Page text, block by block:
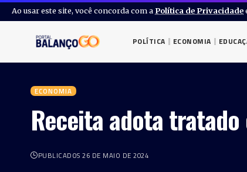
Ao usar este site, você concorda com a Política de Privacidade
POLÍTICA ECONOMIA
ECONOMIA
Receita adota
PUBLICADOS 26 DE MAIO DE 2024